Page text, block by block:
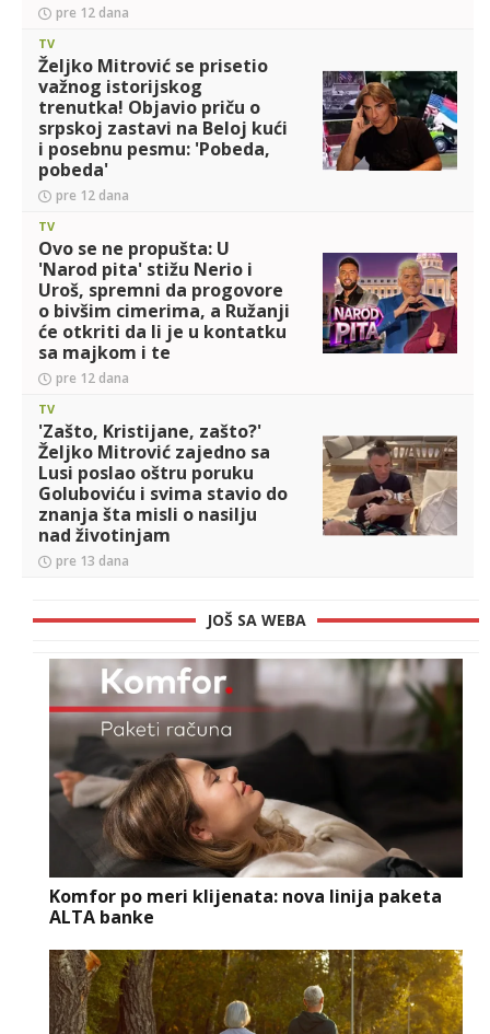
pre 12 dana
TV
Željko Mitrović se prisetio
važnog istorijskog
trenutka! Objavio priču o
srpskoj zastavi na Beloj kući
i posebnu pesmu: 'Pobeda,
pobeda'
pre 12 dana
TV
Ovo se ne propušta: U
'Narod pita' stižu Nerio i
Uroš, spremni da progovore
o bivšim cimerima, a Ružanji
će otkriti da li je u kontatku
sa majkom i te
pre 12 dana
TV
'Zašto, Kristijane, zašto?'
Željko Mitrović zajedno sa
Lusi poslao oštru poruku
Goluboviću i svima stavio do
znanja šta misli o nasilju
nad životinjam
pre 13 dana
JOŠ SA WEBA
Komfor po meri klijenata: nova linija paketa
ALTA banke